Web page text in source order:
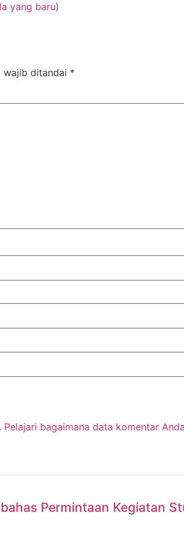
yang baru)
wajib ditandai *
Pelajari bagaimana data komentar
Permintaan Kegiatan